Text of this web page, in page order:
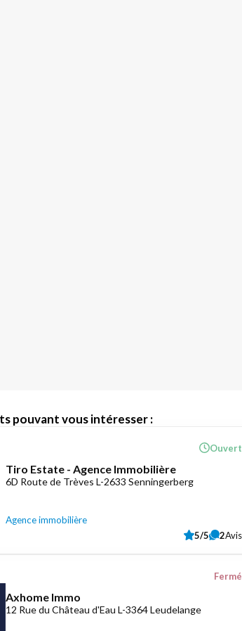
pouvant vous intéresser :
Tiro Estate - Agence Immobilière
6D Route de Trèves L-2633 Senningerberg
Agence immobilière
Ouvert
5/5 2Avis
Axhome Immo
12 Rue du Château d'Eau L-3364 Leudelange
Fermé